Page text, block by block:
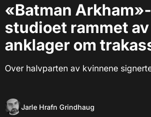
«Batman Arkham»-
studioet rammet av
anklager om
Over halvparten av kvinnene
Jarle Hrafn Grindhaug